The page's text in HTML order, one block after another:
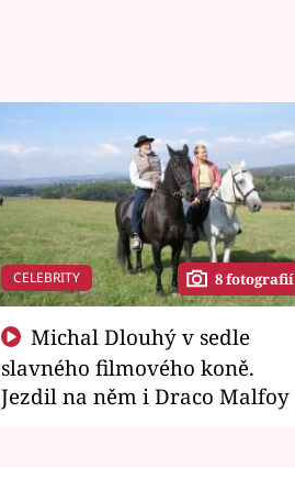
CELEBRITY 8 fotografií
slavného filmového koně.
Jezdil na něm i Draco Malfoy